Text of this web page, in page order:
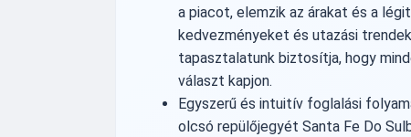
a piacot, elemzik az árakat és a
kedvezményeket és utazási
tapasztalatunk biztosítja, hogy
választ kapjon.
Egyszerű és intuitív foglalási
olcsó repülőjegyét Santa Fe Do